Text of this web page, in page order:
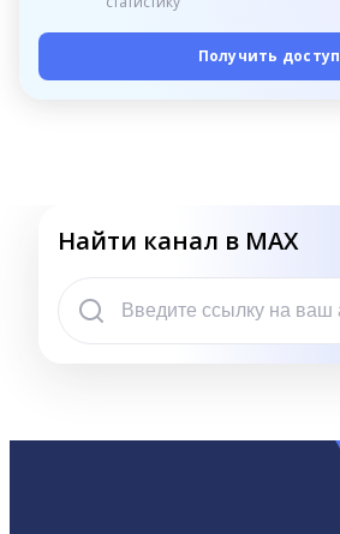
Получить доступ
Найти канал в MAX